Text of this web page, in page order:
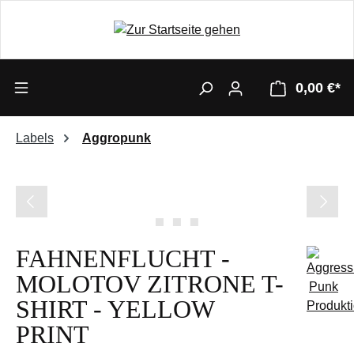
0,00 €*
Labels Aggropunk
FAHNENFLUCHT -
MOLOTOV ZITRONE T-
SHIRT - YELLOW
PRINT